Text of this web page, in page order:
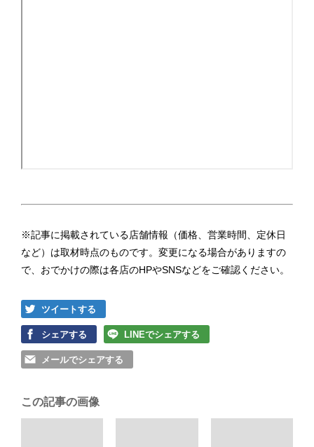
※記事に掲載されている店舗情報（価格、営業時間、定休日
など）は取材時点のものです。変更になる場合がありますの
で、おでかけの際は各店のHPやSNSなどをご確認ください。
ツイートする
シェアする LINEでシェアする
メールでシェアする
この記事の画像